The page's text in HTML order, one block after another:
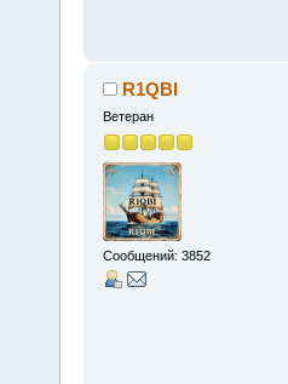
R1QBI
Ветеран
Сообщений: 3852